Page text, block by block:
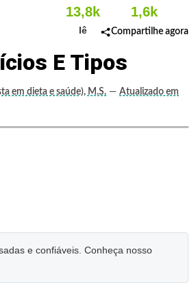
13,8k
lê
1,6k
Compartilhe agora
E Tipos
em dieta e saúde), M.S. — Atualizado em
e confiáveis. Conheça nosso